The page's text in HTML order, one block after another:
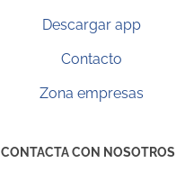
Descargar app
Contacto
Zona empresas
CONTACTA CON NOSOTROS